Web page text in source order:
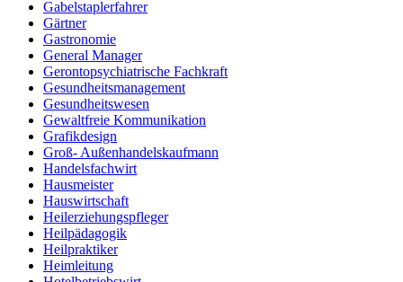
Gabelstaplerfahrer
Gärtner
Gastronomie
General Manager
Gerontopsychiatrische Fachkraft
Gesundheitsmanagement
Gesundheitswesen
Gewaltfreie Kommunikation
Grafikdesign
Groß- Außenhandelskaufmann
Handelsfachwirt
Hausmeister
Hauswirtschaft
Heilerziehungspfleger
Heilpädagogik
Heilpraktiker
Heimleitung